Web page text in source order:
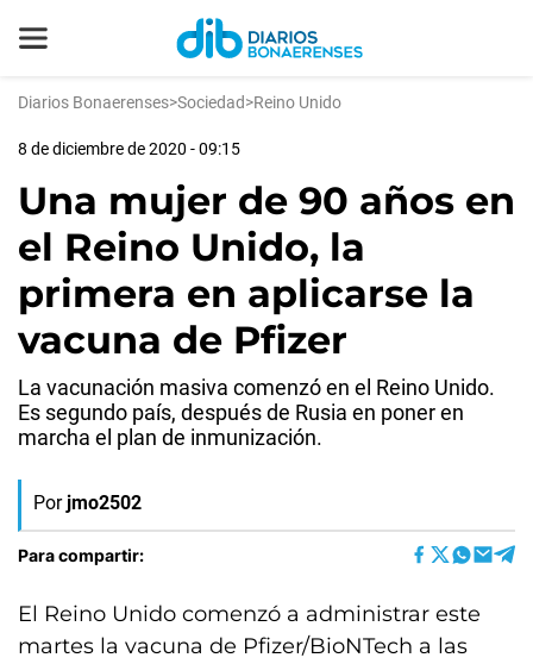
Diarios Bonaerenses>Sociedad>Reino Unido
8 de diciembre de 2020 - 09:15
Una mujer de 90 años en
el Reino Unido, la
primera en aplicarse la
vacuna de Pfizer
La vacunación masiva comenzó en el Reino Unido.
Es segundo país, después de Rusia en poner en
marcha el plan de inmunización.
Por jmo2502
Para compartir:
El Reino Unido comenzó a administrar este
martes la vacuna de Pfizer/BioNTech a las